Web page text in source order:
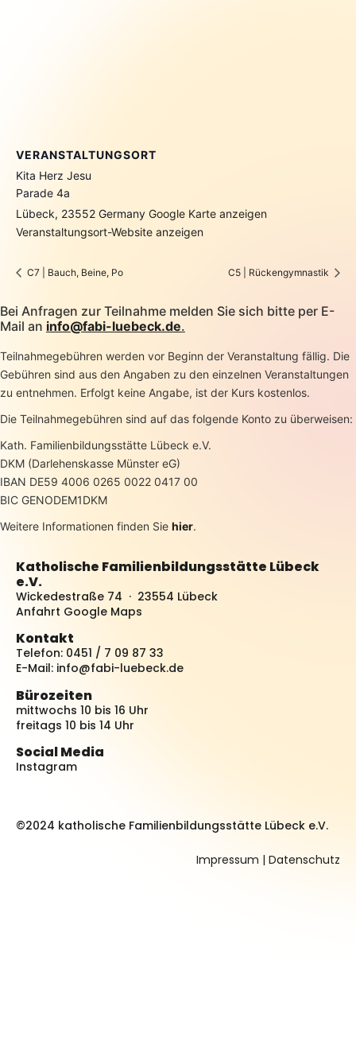
VERANSTALTUNGSORT
Kita Herz Jesu
Parade 4a
Lübeck, 23552 Germany Google Karte anzeigen
Veranstaltungsort-Website anzeigen
C7 | Bauch, Beine, Po C5 | Rückengymnastik
Bei Anfragen zur Teilnahme melden Sie sich bitte per E-
Mail an info@fabi-luebeck.de.
Teilnahmegebühren werden vor Beginn der Veranstaltung fällig. Die
Gebühren sind aus den Angaben zu den einzelnen Veranstaltungen
zu entnehmen. Erfolgt keine Angabe, ist der Kurs kostenlos.
Die Teilnahmegebühren sind auf das folgende Konto zu überweisen:
Kath. Familienbildungsstätte Lübeck e.V.
DKM (Darlehenskasse Münster eG)
IBAN DE59 4006 0265 0022 0417 00
BIC GENODEM1DKM
Weitere Informationen finden Sie hier.
Katholische Familienbildungsstätte Lübeck
e.V.
Wickedestraße 74 · 23554 Lübeck
Anfahrt Google Maps
Kontakt
Telefon: 0451 / 7 09 87 33
E-Mail: info@fabi-luebeck.de
Bürozeiten
mittwochs 10 bis 16 Uhr
freitags 10 bis 14 Uhr
Social Media
Instagram
©2024 katholische Familienbildungsstätte Lübeck e.V.
Impressum | Datenschutz